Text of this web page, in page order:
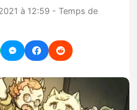
à 12:59 - Temps de